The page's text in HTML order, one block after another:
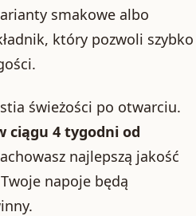
smakowe albo
który pozwoli szybko
świeżości po otwarciu.
ciągu 4 tygodni od
najlepszą jakość
napoje będą